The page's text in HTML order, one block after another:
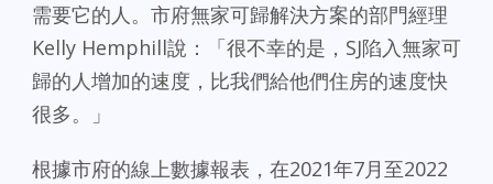
需要它的人。市府無家可歸解決方案的部門經理
Kelly Hemphill說：「很不幸的是，SJ陷入無家可
歸的人增加的速度，比我們給他們住房的速度快
很多。」
根據市府的線上數據報表，在2021年7月至2022